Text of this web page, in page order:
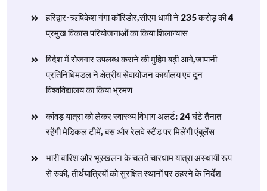
हरिद्वार-ऋषिकेश गंगा कॉरिडोर,सीएम धामी ने 235 करोड़ की 4
प्रमुख विकास परियोजनाओं का किया शिलान्यास
विदेश में रोजगार उपलब्ध कराने की मुहिम बढ़ी आगे,जापानी
प्रतिनिधिमंडल ने क्षेत्रीय सेवायोजन कार्यालय एवं दून
विश्वविद्यालय का किया भ्रमण
​कांवड़ यात्रा को लेकर स्वास्थ्य विभाग अलर्ट: 24 घंटे तैनात
रहेंगी मेडिकल टीमें, बस और रेलवे स्टैंड पर मिलेंगी एंबुलेंस
​भारी बारिश और भूस्खलन के चलते चारधाम यात्रा अस्थायी रूप
से रुकी, तीर्थयात्रियों को सुरक्षित स्थानों पर ठहरने के निर्देश